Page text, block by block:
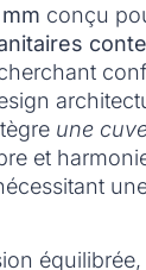
conçu
une
et